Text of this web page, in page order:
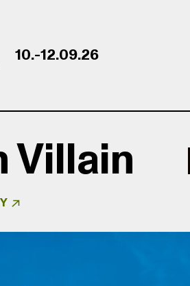
10.-12.09.26
Villain